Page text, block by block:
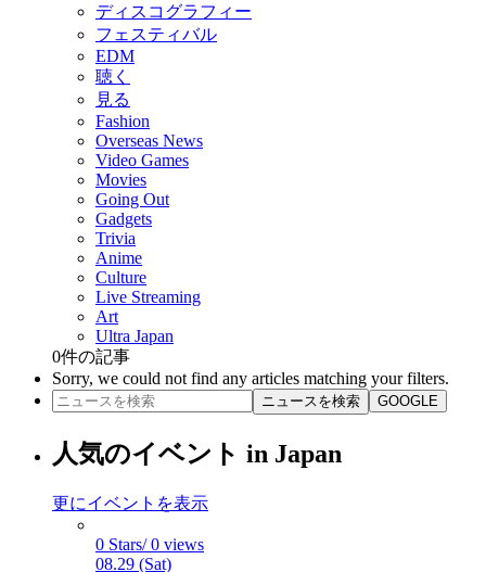
ディスコグラフィー
フェスティバル
EDM
聴く
見る
Fashion
Overseas News
Video Games
Movies
Going Out
Gadgets
Trivia
Anime
Culture
Live Streaming
Art
Ultra Japan
0件の記事
Sorry, we could not find any articles matching your filters.
ニュースを検索 GOOGLE
人気のイベント in Japan
更にイベントを表示
0 Stars/ 0 views
08.29 (Sat)